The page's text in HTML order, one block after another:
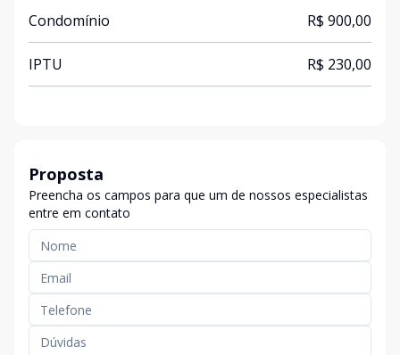
Condomínio R$ 900,00
IPTU R$ 230,00
Proposta
Preencha os campos para que um de nossos especialistas
entre em contato